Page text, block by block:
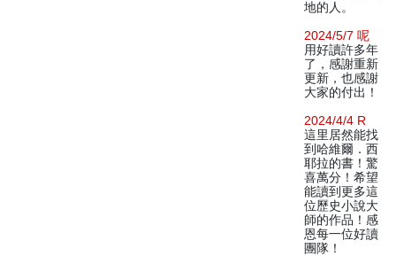
地的人。
2024/5/7 呢
用好讀許多年
了，感謝重新
更新，也感謝
大家的付出！
2024/4/4 R
這里居然能找
到哈維爾．西
耶拉的書！驚
喜萬分！希望
能讀到更多這
位歷史小說大
師的作品！感
恩每一位好讀
團隊！